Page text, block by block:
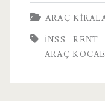
ARAÇ
İNSS
ARAÇ